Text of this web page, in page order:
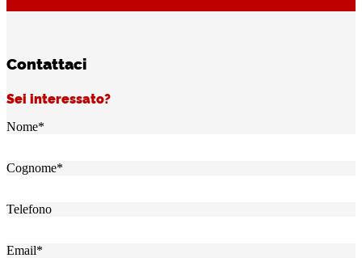
Contattaci
Sei interessato?
Nome*
Cognome*
Telefono
Email*